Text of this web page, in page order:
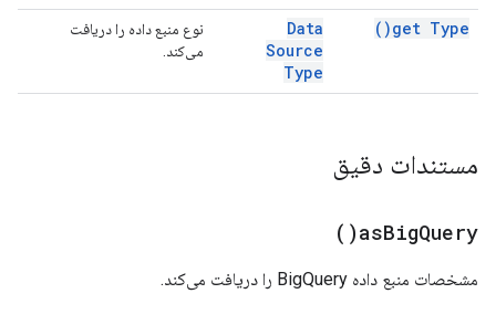
get Type(
)
Data
Source
Type
نوع منبع داده را دریافت
می‌کند.
مستندات دقیق
asBigQuery(
)
مشخصات منبع داده BigQuery را دریافت می‌کند.